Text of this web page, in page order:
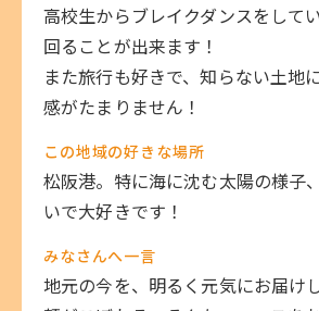
高校生からブレイクダンスをして
回ることが出来ます！
また旅行も好きで、知らない土地
感がたまりません！
この地域の好きな場所
松阪港。特に海に沈む太陽の様子
いで大好きです！
みなさんへ一言
地元の今を、明るく元気にお届け